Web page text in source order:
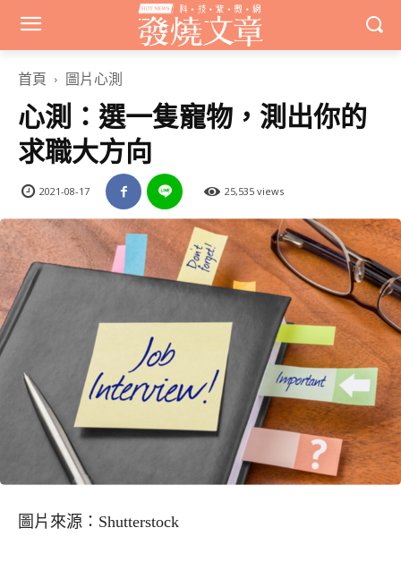
首頁 圖片心測
心測：選一隻寵物，測出你的
求職大方向
2021-08-17 25,535 views
圖片來源：Shutterstock